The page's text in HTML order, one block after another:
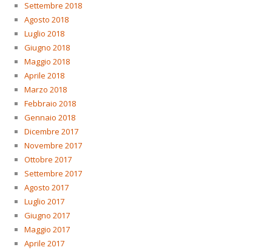
Settembre 2018
Agosto 2018
Luglio 2018
Giugno 2018
Maggio 2018
Aprile 2018
Marzo 2018
Febbraio 2018
Gennaio 2018
Dicembre 2017
Novembre 2017
Ottobre 2017
Settembre 2017
Agosto 2017
Luglio 2017
Giugno 2017
Maggio 2017
Aprile 2017